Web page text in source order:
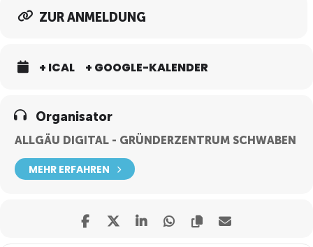
ZUR ANMELDUNG
+ ICAL + GOOGLE-KALENDER
Organisator
ALLGÄU DIGITAL - GRÜNDERZENTRUM SCHWABEN
MEHR ERFAHREN